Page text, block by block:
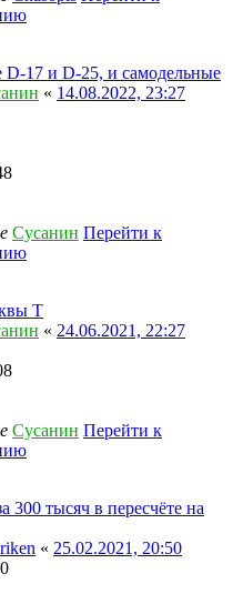
17 и D-25, и самодельные
« 14.08.2022, 23:27
Сусанин Перейти к
Т
« 24.06.2021, 22:27
Сусанин Перейти к
300 тысяч в пересчёте на
« 25.02.2021, 20:50